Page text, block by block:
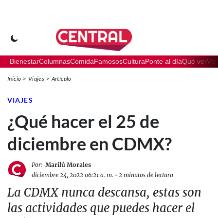
BienestarColumnasComidaFamososCulturaPonte al díaQué ver
Inicio Viajes Artículo
VIAJES
¿Qué hacer el 25 de
diciembre en CDMX?
Por: Marilú Morales
diciembre 24, 2022 06:21 a. m. • 2 minutos de lectura
La CDMX nunca descansa, estas son
las actividades que puedes hacer el